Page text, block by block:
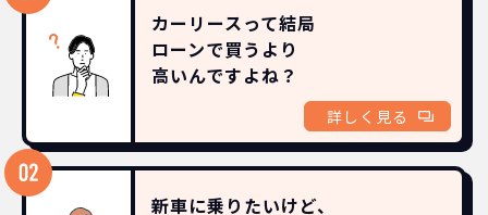
カーリースって結局
ローンで買うより
高いんですよね？
詳しく見る
新車に乗りたいけど、